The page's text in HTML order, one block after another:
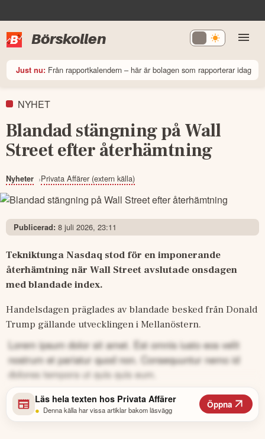
Börskollen
Just nu: Från rapportkalendern – här är bolagen som rapporterar idag
NYHET
Blandad stängning på Wall
Street efter återhämtning
Nyheter Privata Affärer (extern källa)
Publicerad: 8 juli 2026, 23:11
Tekniktunga Nasdaq stod för en imponerande
återhämtning när Wall Street avslutade onsdagen
med blandade index.
Handelsdagen präglades av blandade besked från Donald
Trump gällande utvecklingen i Mellanöstern.
Lorem ipsum dolor sit amet. Est omnis iusto eos velit
nostrum et pariatur quod non. Consequuntur nemo id
dolores tempora ut quis quis eum.
Läs hela texten hos Privata Affärer
• Denna källa har vissa artiklar bakom läsvägg
Öppna